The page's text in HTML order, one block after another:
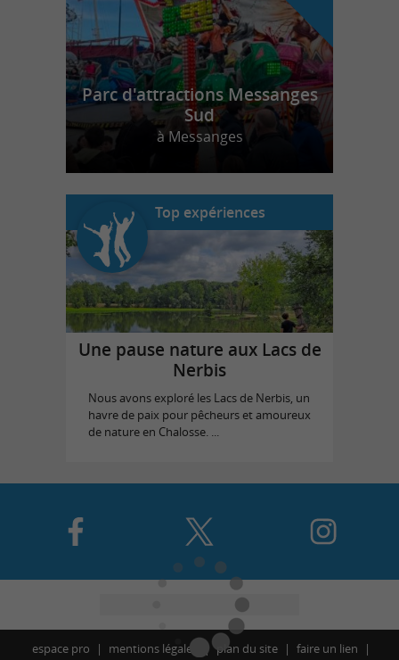
Parc d'attractions Messanges
Sud
à Messanges
Top expériences
Une pause nature aux Lacs de
Nerbis
Nous avons exploré les Lacs de Nerbis, un
havre de paix pour pêcheurs et amoureux
de nature en Chalosse. ...
espace pro mentions légales plan du site faire un lien